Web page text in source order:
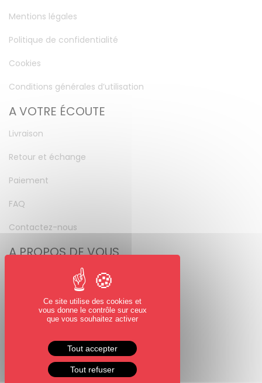
Mentions légales
Politique de confidentialité
Cookies
Conditions générales d’utilisation
A VOTRE ÉCOUTE
Livraison
Retour et échange
Paiement
FAQ
Contactez-nous
A PROPOS DE VOUS
Mot de passe perdu
NOUS SUIVRE
Facebook
Instagram
Ce site utilise des cookies et
vous donne le contrôle sur ceux
que vous souhaitez activer
Tout accepter
Tout refuser